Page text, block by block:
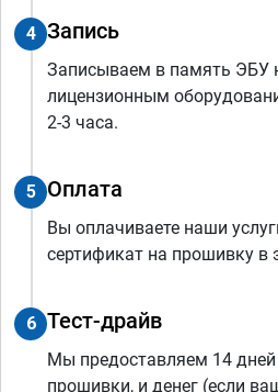
4 Запись
Записываем в память
лицензионным
2-3 часа.
5 Оплата
Вы оплачиваете наши
сертификат на прошивку в
6 Тест-драйв
Мы предоставляем 14 дней
прошивки, и денег (если